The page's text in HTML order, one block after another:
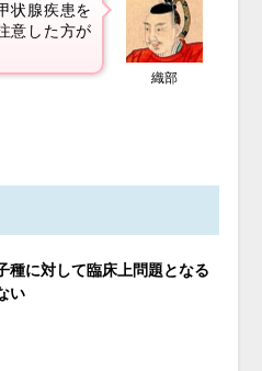
状腺疾患を
意した方が
織部
種に対して臨床上問題となる
い